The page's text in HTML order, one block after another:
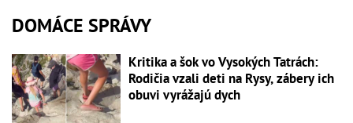
DOMÁCE SPRÁVY
Kritika a šok vo Vysokých Tatrách:
Rodičia vzali deti na Rysy, zábery ich
obuvi vyrážajú dych